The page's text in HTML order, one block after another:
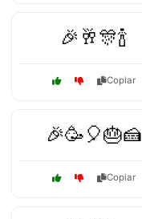
🎉🥂🎊🍾
Copiar
🎉🥳🎈🎂🍰
Copiar